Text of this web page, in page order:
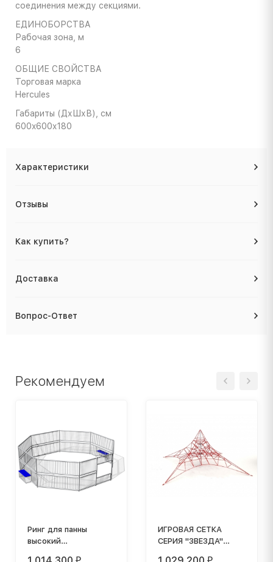
соединения между секциями.
ЕДИНОБОРСТВА
Рабочая зона, м
6
ОБЩИЕ СВОЙСТВА
Торговая марка
Hercules
Габариты (ДхШхВ), cм
600x600x180
Характеристики
Отзывы
Как купить?
Доставка
Вопрос-Ответ
Рекомендуем
Ринг для панны
высокий
₽
ИГРОВАЯ СЕТКА
СЕРИЯ "ЗВЕЗДА"
₽